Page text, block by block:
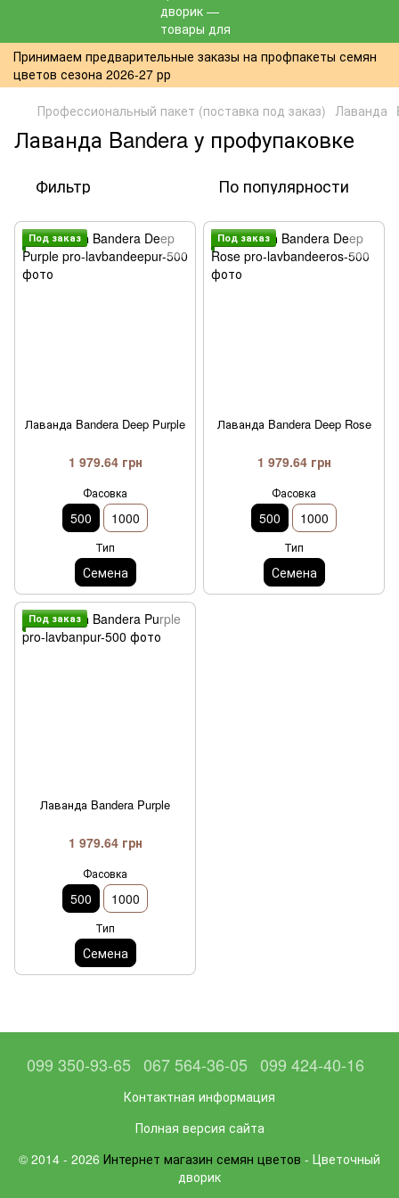
Принимаем предварительные заказы на профпакеты семян
цветов сезона 2026-27 рр
Профессиональный пакет (поставка под заказ) Лаванда
Лаванда Bandera у профупаковке
Фильтр По популярности
Под заказ
Лаванда Bandera Deep Purple
1 979.64 грн
Фасовка
500 1000
Тип
Семена
Под заказ
Лаванда Bandera Deep Rose
1 979.64 грн
Фасовка
500 1000
Тип
Семена
Под заказ
Лаванда Bandera Purple
1 979.64 грн
Фасовка
500 1000
Тип
Семена
099 350-93-65 067 564-36-05 099 424-40-16
Контактная информация
Полная версия сайта
© 2014 - 2026 Интернет магазин семян цветов - Цветочный
дворик